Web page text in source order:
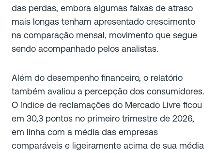
das perdas, embora algumas faixas de atraso
mais longas tenham apresentado crescimento
na comparação mensal, movimento que segue
sendo acompanhado pelos analistas.
Além do desempenho financeiro, o relatório
também avaliou a percepção dos consumidores.
O índice de reclamações do Mercado Livre ficou
em 30,3 pontos no primeiro trimestre de 2026,
em linha com a média das empresas
comparáveis e ligeiramente acima de sua média